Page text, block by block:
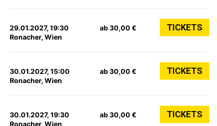
29.01.2027, 19:30
Ronacher, Wien
ab 30,00 € TICKETS
30.01.2027, 15:00
Ronacher, Wien
ab 30,00 € TICKETS
30.01.2027, 19:30
Ronacher, Wien
ab 30,00 € TICKETS